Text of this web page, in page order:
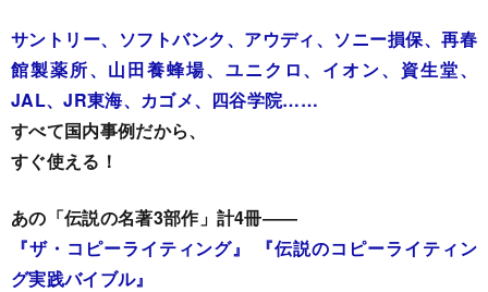
サントリー、ソフトバンク、アウディ、ソニー損保、再春
館製薬所、山田養蜂場、ユニクロ、イオン、資生堂、
JAL、JR東海、カゴメ、四谷学院……
すべて国内事例だから、
すぐ使える！
あの「伝説の名著3部作」計4冊――
『ザ・コピーライティング』
『伝説のコピーライティン
グ実践バイブル』